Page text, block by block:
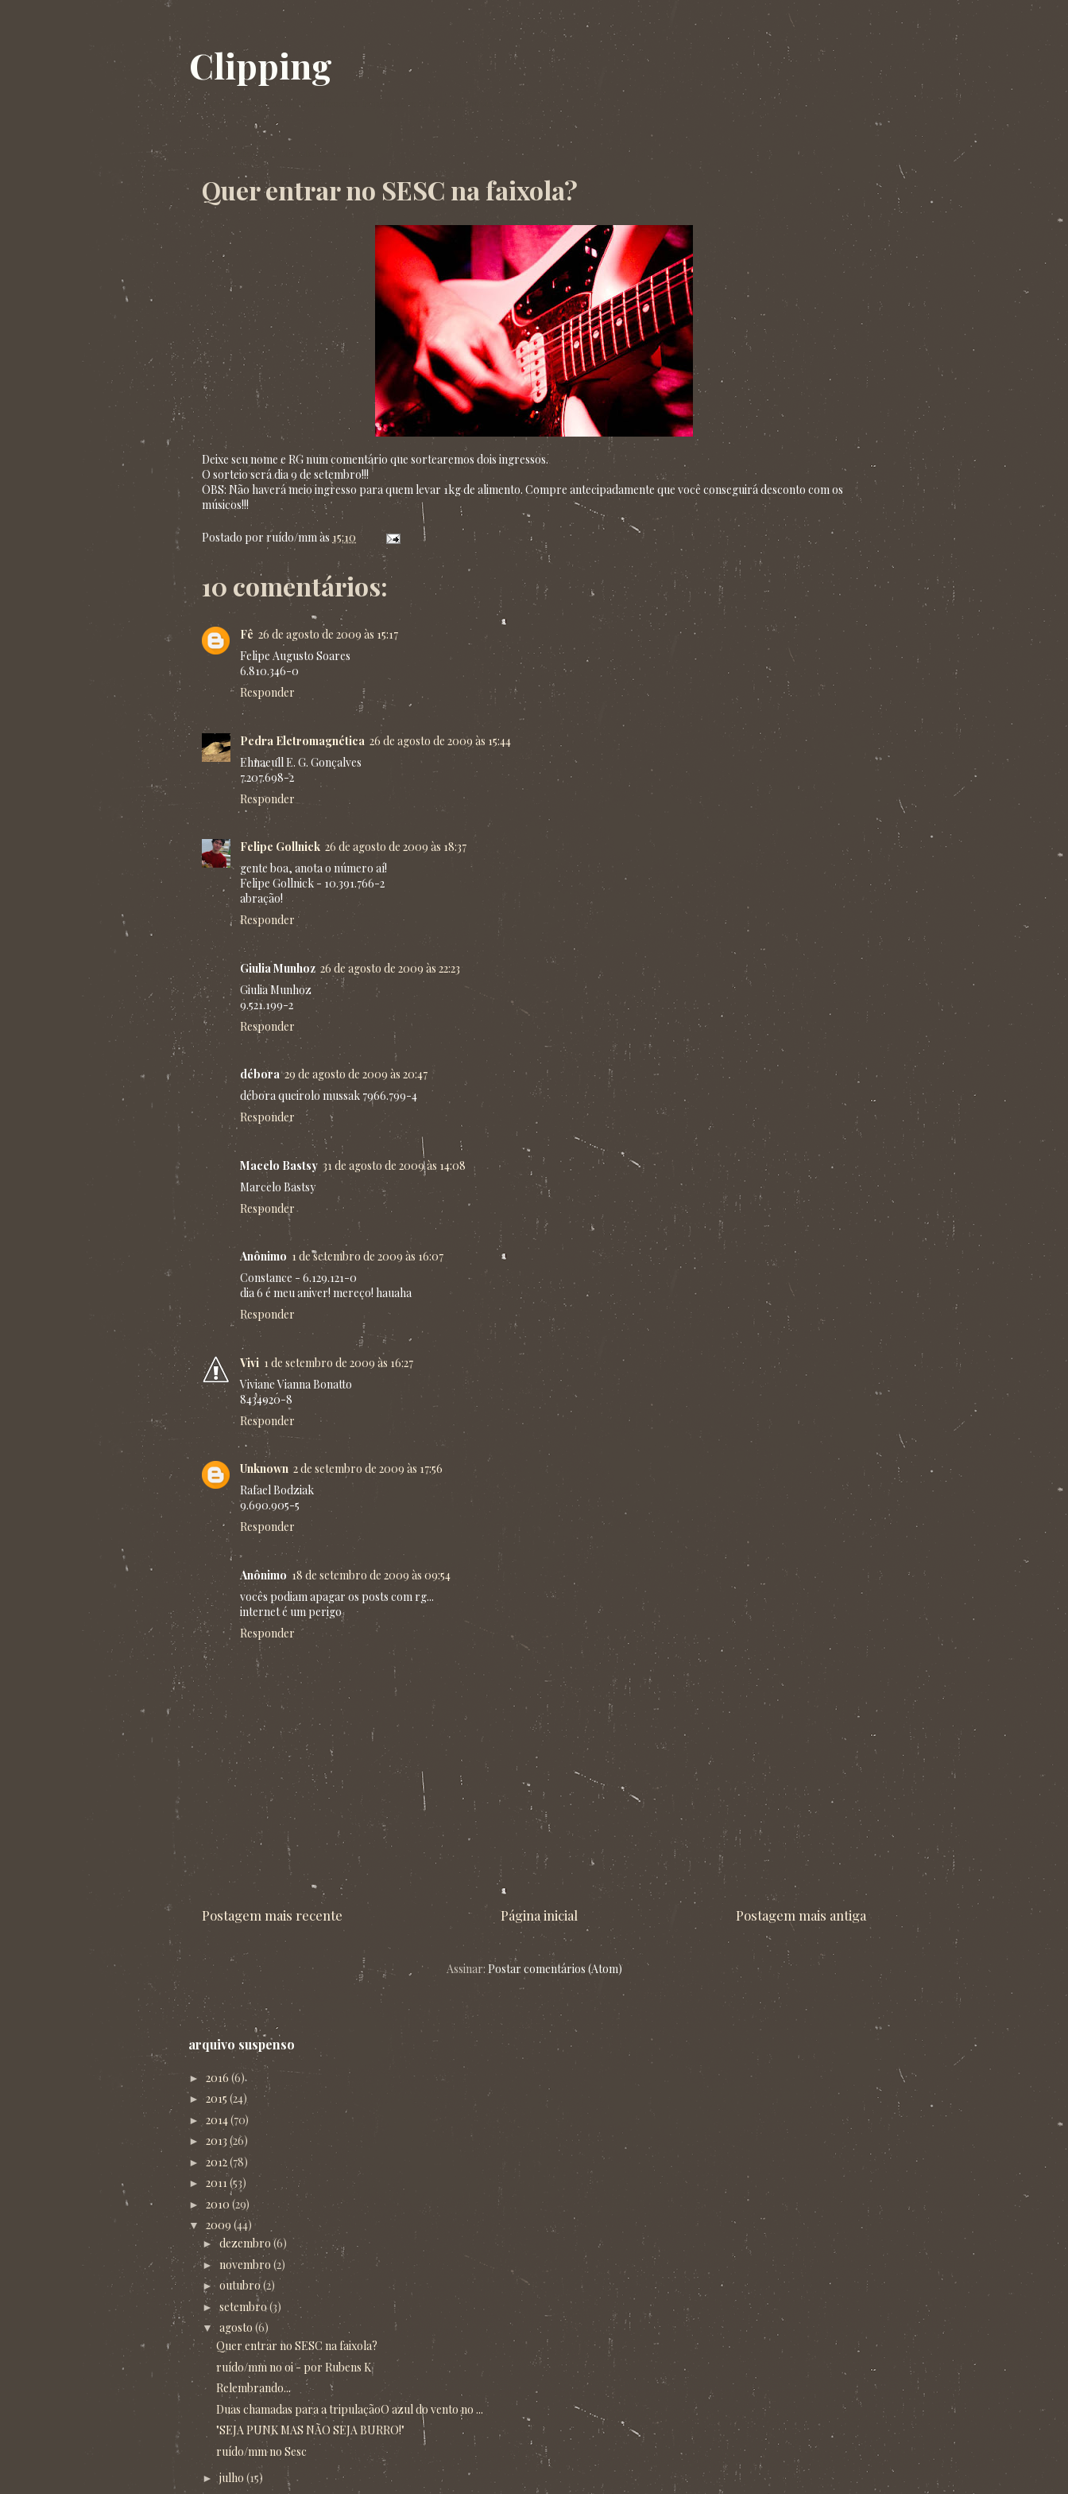
Clipping
Clipping da banda ruído por milímetro. Imprensa: matérias, resenhas e entrevistas.
quarta-feira, 26 de agosto de 2009
Quer entrar no SESC na faixola?
Deixe seu nome e RG num comentário que sortearemos dois ingressos.
O sorteio será dia 9 de setembro!!!
OBS: Não haverá meio ingresso para quem levar 1kg de alimento. Compre antecipadamente que você conseguirá desconto com os
músicos!!!
Postado por ruído/mmàs 15:10
10 comentários:
Fê 26 de agosto de 2009 às 15:17
Felipe Augusto Soares
6.810.346-0
Responder
Pedra Eletromagnética 26 de agosto de 2009 às 15:44
Ehnaeull E. G. Gonçalves
7.207.698-2
Responder
Felipe Gollnick 26 de agosto de 2009 às 18:37
gente boa, anota o número aí!
Felipe Gollnick - 10.391.766-2
abração!
Responder
Giulia Munhoz 26 de agosto de 2009 às 22:23
Giulia Munhoz
9.521.199-2
Responder
débora 29 de agosto de 2009 às 20:47
débora queirolo mussak 7966.799-4
Responder
Macelo Bastsy 31 de agosto de 2009 às 14:08
Marcelo Bastsy
Responder
Anônimo 1 de setembro de 2009 às 16:07
Constance - 6.129.121-0
dia 6 é meu aniver! mereço! hauaha
Responder
Vivi 1 de setembro de 2009 às 16:27
Viviane Vianna Bonatto
8434920-8
Responder
Unknown 2 de setembro de 2009 às 17:56
Rafael Bodziak
9.690.905-5
Responder
Anônimo 18 de setembro de 2009 às 09:54
vocês podiam apagar os posts com rg...
internet é um perigo
Responder
Postagem mais recente Postagem mais antiga
Página inicial
Assinar: Postar comentários (Atom)
arquivo suspenso
► 2016 (6)
► 2015 (24)
► 2014(70)
► 2013 (26)
► 2012(78)
► 2011(53)
► 2010 (29)
▼ 2009 (44)
► dezembro(6)
► novembro (2)
► outubro(2)
► setembro(3)
▼ agosto (6)
Quer entrar no SESC na faixola?
ruído/mm no oi - por Rubens K
Relembrando...
Duas chamadas para a tripulaçãoO azul do vento no ...
"SEJA PUNK MAS NÃO SEJA BURRO!"
ruído/mm no Sesc
►julho (15)